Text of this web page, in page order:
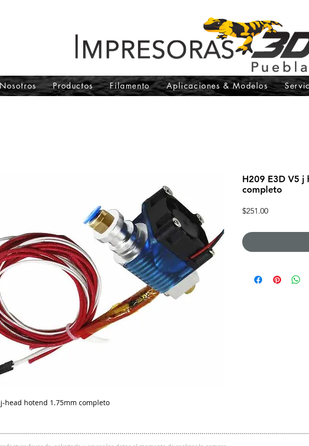
Nosotros Productos Filamento Aplicaciones & Modelos
j-head hotend 1.75mm completo
H209 E3D V5 j
completo
$251.00Precio